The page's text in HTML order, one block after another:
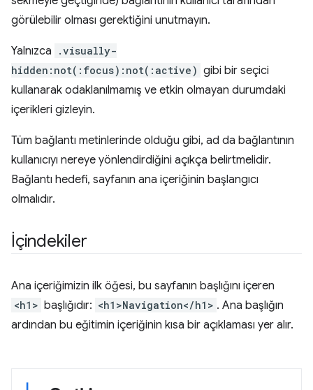
görülebilir olması gerektiğini unutmayın.
Yalnızca
.visually-
hidden:not(:focus):not(:active) gibi bir seçici
kullanarak odaklanılmamış ve etkin olmayan durumdaki
içerikleri gizleyin.
Tüm bağlantı metinlerinde olduğu gibi, ad da bağlantının
kullanıcıyı nereye yönlendirdiğini açıkça belirtmelidir.
Bağlantı hedefi, sayfanın ana içeriğinin başlangıcı
olmalıdır.
İçindekiler
Ana içeriğimizin ilk öğesi, bu sayfanın başlığını içeren
<h1> başlığıdır: <h1>Navigation</h1> . Ana başlığın
ardından bu eğitimin içeriğinin kısa bir açıklaması yer alır.